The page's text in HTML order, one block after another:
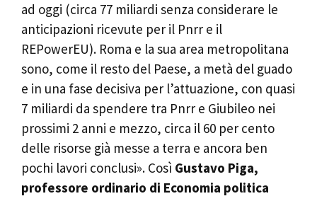
ad oggi (circa 77 miliardi senza considerare le
anticipazioni ricevute per il Pnrr e il
REPowerEU). Roma e la sua area metropolitana
sono, come il resto del Paese, a metà del guado
e in una fase decisiva per l’attuazione, con quasi
7 miliardi da spendere tra Pnrr e Giubileo nei
prossimi 2 anni e mezzo, circa il 60 per cento
delle risorse già messe a terra e ancora ben
pochi lavori conclusi». Così Gustavo Piga,
professore ordinario di Economia politica